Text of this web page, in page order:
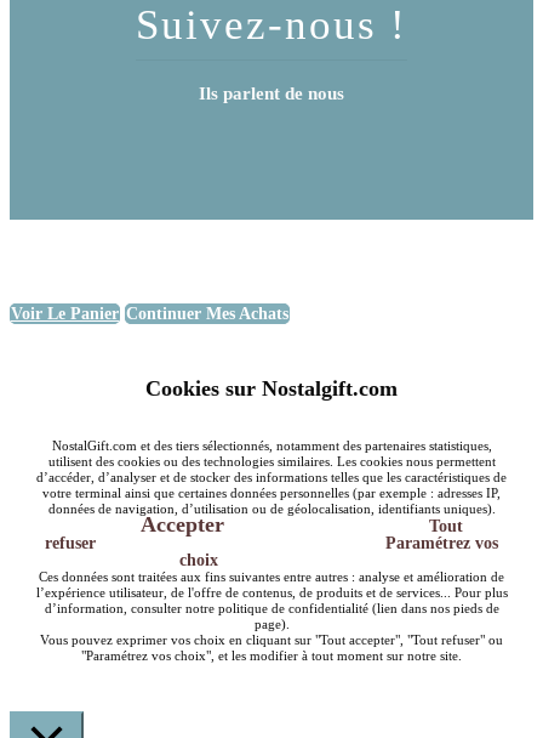
Suivez-nous !
Ils parlent de nous
Voir Le Panier Continuer Mes Achats
Cookies sur Nostalgift.com
NostalGift.com et des tiers sélectionnés, notamment des partenaires statistiques,
utilisent des cookies ou des technologies similaires. Les cookies nous permettent
d’accéder, d’analyser et de stocker des informations telles que les caractéristiques de
votre terminal ainsi que certaines données personnelles (par exemple : adresses IP,
données de navigation, d’utilisation ou de géolocalisation, identifiants uniques).
Accepter
Tout
refuser
Paramétrez vos
choix
Ces données sont traitées aux fins suivantes entre autres : analyse et amélioration de
l’expérience utilisateur, de l'offre de contenus, de produits et de services... Pour plus
d’information, consulter notre politique de confidentialité (lien dans nos pieds de
page).
Vous pouvez exprimer vos choix en cliquant sur "Tout accepter", "Tout refuser" ou
"Paramétrez vos choix", et les modifier à tout moment sur notre site.